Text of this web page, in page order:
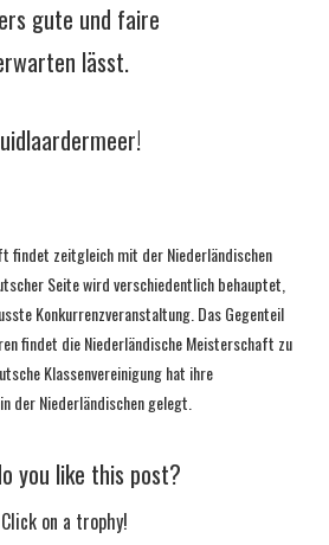
gute und faire
lässt.
findet zeitgleich mit der Niederländischen
Seite wird verschiedentlich behauptet,
Konkurrenzveranstaltung. Das Gegenteil
findet die Niederländische Meisterschaft zu
Klassenvereinigung hat ihre
der Niederländischen gelegt.
you like this post?
Click on a trophy!